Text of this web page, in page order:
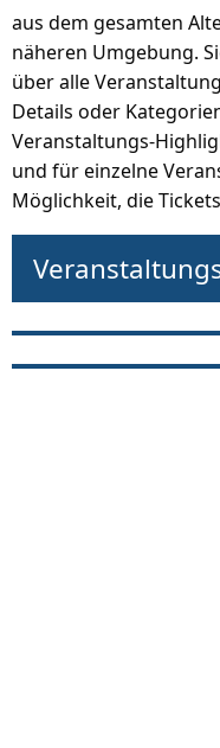
aus dem gesamten
näheren Umgebung.
über alle
Details oder
Veranstaltungs-
und für einzelne
Möglichkeit, die